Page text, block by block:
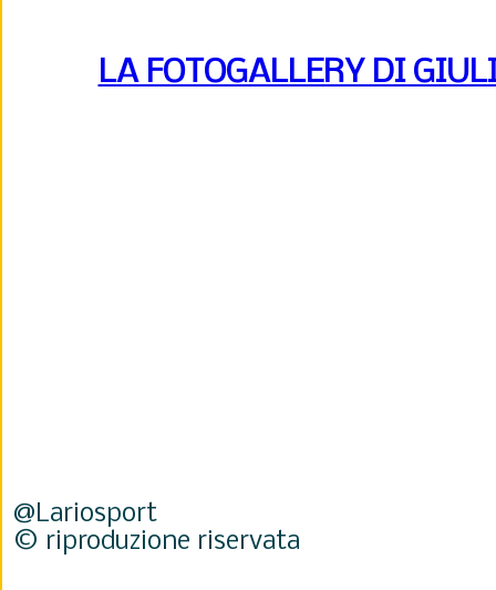
LA FOTOGALLERY DI
@Lariosport
© riproduzione riservata